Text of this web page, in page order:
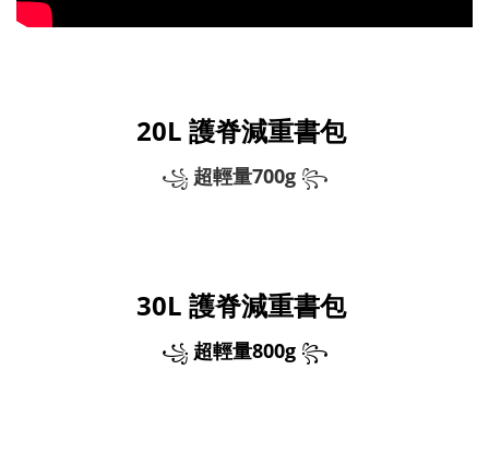
20L 護脊減重書包
꧁ 超輕量700g ꧂
30L 護脊減重書包
꧁ 超輕量800g ꧂